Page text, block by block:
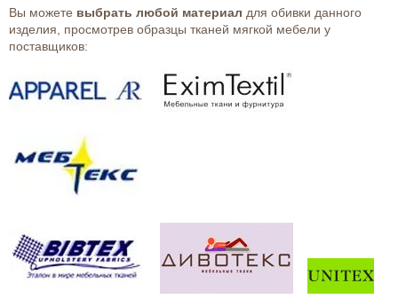
Вы можете выбрать любой материал для обивки данного
изделия, просмотрев образцы тканей мягкой мебели у
поставщиков: